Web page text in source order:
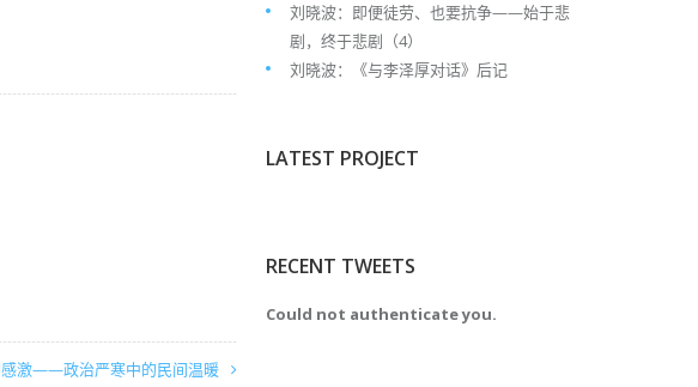
感激——政治严寒中的民间温暖
刘晓波：即便徒劳、也要抗争——始于悲
剧，终于悲剧（4）
刘晓波：《与李泽厚对话》后记
LATEST PROJECT
RECENT TWEETS
Could not authenticate you.